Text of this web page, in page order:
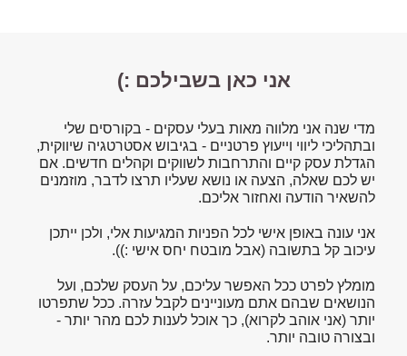
אני כאן בשבילכם :)
מדי שנה אני מלווה מאות בעלי עסקים - בקורסים שלי
ובתהליכי ליווי וייעוץ פרטניים - בגיבוש אסטרטגיה שיווקית,
הגדלת עסק קיים והתרחבות לשווקים וקהלים חדשים. אם
יש לכם שאלה, הצעה או נושא שעליו תרצו לדבר, מוזמנים
להשאיר הודעה ואחזור אליכם.
אני עונה באופן אישי לכל הפניות המגיעות אלי, ולכן ייתכן
עיכוב קל בתשובה (אבל מובטח יחס אישי :)).
מומלץ לפרט ככל האפשר עליכם, על העסק שלכם, ועל
הנושאים שבהם אתם מעוניינים לקבל עזרה. ככל שתפרטו
יותר (אני אוהב לקרוא), כך אוכל לענות לכם מהר יותר -
ובצורה טובה יותר.